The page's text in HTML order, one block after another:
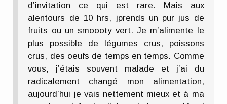
d’invitation ce qui est rare. Mais aux
alentours de 10 hrs, jprends un pur jus de
fruits ou un smoooty vert. Je m’alimente le
plus possible de légumes crus, poissons
crus, des oeufs de temps en temps. Comme
vous, j’étais souvent malade et j’ai du
radicalement changé mon alimentation,
aujourd’hui je vais nettement mieux et à ma